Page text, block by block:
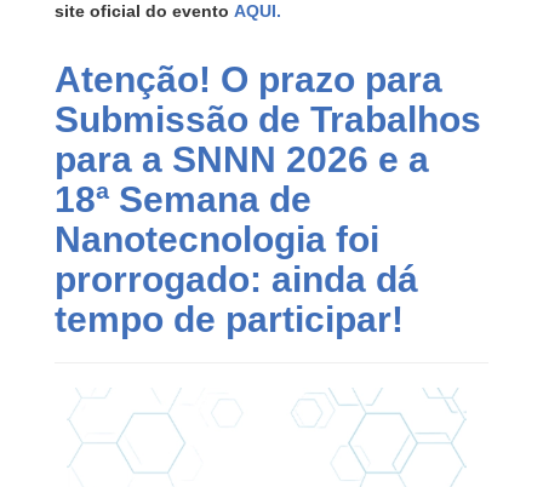
site oficial do evento AQUI.
Atenção! O prazo para
Submissão de Trabalhos
para a SNNN 2026 e a
18ª Semana de
Nanotecnologia foi
prorrogado: ainda dá
tempo de participar!